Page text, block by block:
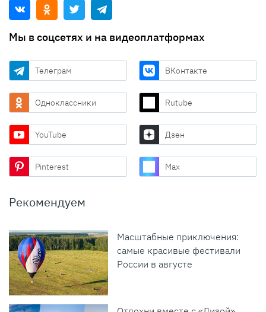
Мы в соцсетях и на видеоплатформах
Телеграм ВКонтакте
Одноклассники Rutube
YouTube Дзен
Pinterest Max
Рекомендуем
Масштабные приключения:
самые красивые фестивали
России в августе